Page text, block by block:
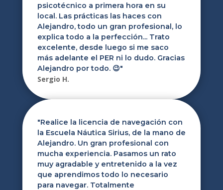
psicotécnico a primera hora en su
local. Las prácticas las haces con
Alejandro, todo un gran profesional, lo
explica todo a la perfección... Trato
excelente, desde luego si me saco
más adelante el PER ni lo dudo. Gracias
Alejandro por todo. 😉"
Sergio H.
"Realice la licencia de navegación con
la Escuela Náutica Sirius, de la mano de
Alejandro. Un gran profesional con
mucha experiencia. Pasamos un rato
muy agradable y entretenido a la vez
que aprendimos todo lo necesario
para navegar. Totalmente